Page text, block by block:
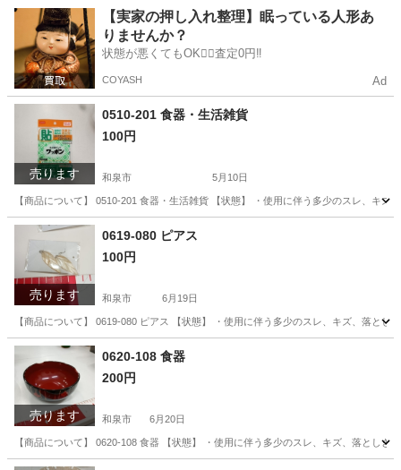
大阪 和泉市 服/ファッション リユース
【実家の押し入れ整理】眠っている人形あ
りませんか？
状態が悪くてもOK🙆‍♀️査定0円‼️
COYASH Ad
売ります
0510-201 食器・生活雑貨
100円
和泉市 5月10日
【商品について】 0510-201 食器・生活雑貨 【状態】 ・使用に伴う多少のスレ、キ
大阪 和泉市
売ります
0619-080 ピアス
100円
和泉市 6月19日
【商品について】 0619-080 ピアス 【状態】 ・使用に伴う多少のスレ、キズ、落と
大阪 和泉市 アクセサリー
売ります
0620-108 食器
200円
和泉市 6月20日
【商品について】 0620-108 食器 【状態】 ・使用に伴う多少のスレ、キズ、落とし